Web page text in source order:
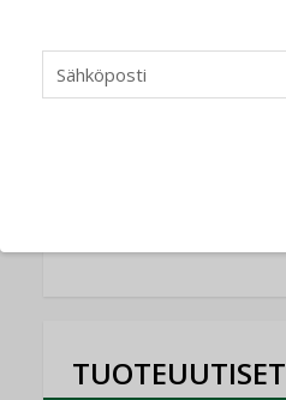
NIMITYKSET
TUOTEUUTISET